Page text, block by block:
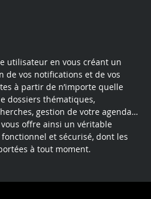
utilisateur en vous créant un
de vos notifications et de vos
à partir de n’importe quelle
dossiers thématiques,
gestion de votre agenda…
offre ainsi un véritable
et sécurisé, dont les
à tout moment.